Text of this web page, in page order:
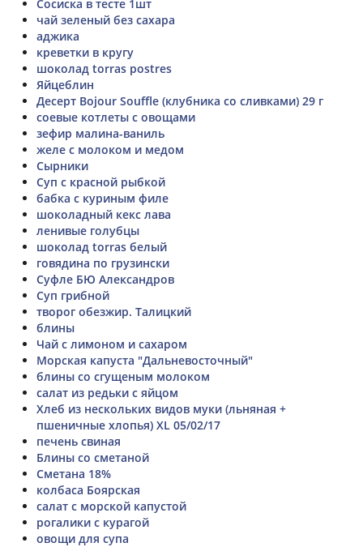
Сосиска в тесте 1шт
чай зеленый без сахара
аджика
креветки в кругу
шоколад torras postres
Яйцеблин
Десерт Bojour Souffle (клубника со сливками) 29 г
соевые котлеты с овощами
зефир малина-ваниль
желе с молоком и медом
Сырники
Суп с красной рыбкой
бабка с куриным филе
шоколадный кекс лава
ленивые голубцы
шоколад torras белый
говядина по грузински
Суфле БЮ Александров
Суп грибной
творог обезжир. Талицкий
блины
Чай с лимоном и сахаром
Морская капуста "Дальневосточный"
блины со сгущеным молоком
салат из редьки с яйцом
Хлеб из нескольких видов муки (льняная +
пшеничные хлопья) XL 05/02/17
печень свиная
Блины со сметаной
Сметана 18%
колбаса Боярская
салат с морской капустой
рогалики с курагой
овощи для супа